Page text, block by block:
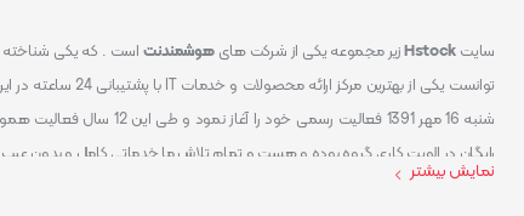
سایت Hstockزیر مجموعه یکی از شرکت هایهوشمندنت
شنبه 16 مهر 1391 فعالیت
رایگان در الویت کاری گروه بوده و هست و تمام تلاش ما خدماتی کامل و بدون
کردیم سایتی اماده کنیم که تمام مشتریان عزیزمان با خیال راحت تمام محصولات IT خود را خریداری کنند.
نمایش بیشتر